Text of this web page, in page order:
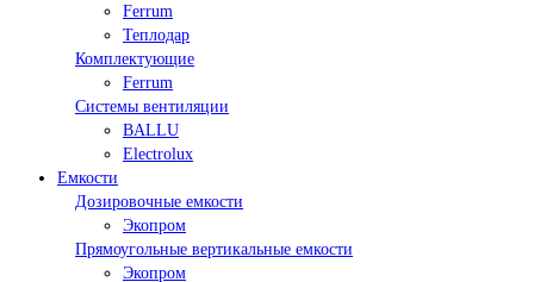
Ferrum
Теплодар
Комплектующие
Ferrum
Системы вентиляции
BALLU
Electrolux
Емкости
Дозировочные емкости
Экопром
Прямоугольные вертикальные емкости
Экопром